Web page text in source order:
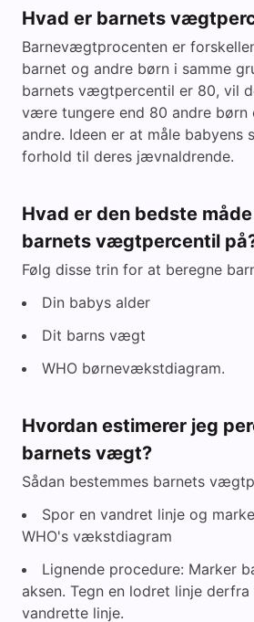
Hvad er barnets
Barnevægtprocenten er
barnet og andre børn i samme
barnets vægtpercentil er 80, vil
være tungere end 80 andre børn
andre. Ideen er at måle
forhold til deres jævnaldrende.
Hvad er den bedste
barnets vægtpercentil
Følg disse trin for at beregne
Din babys alder
Dit barns vægt
WHO børnevækstdiagram.
Hvordan estimerer jeg
barnets vægt?
Sådan bestemmes barnets
Spor en vandret linje og
WHO's vækstdiagram
Lignende procedure: Marker
aksen. Tegn en lodret linje
vandrette linje.